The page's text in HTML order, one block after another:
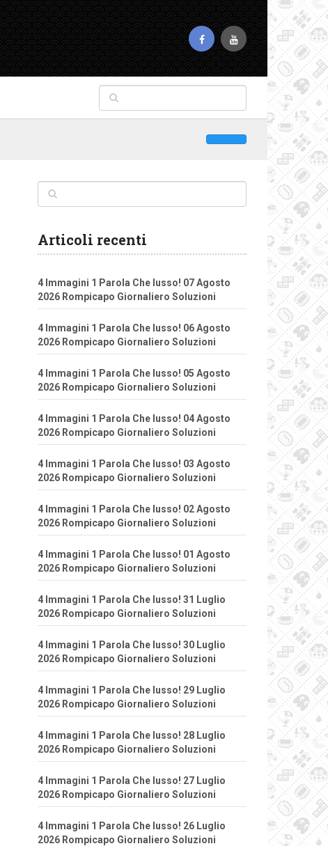
Articoli recenti
4 Immagini 1 Parola Che lusso! 07 Agosto
2026 Rompicapo Giornaliero Soluzioni
4 Immagini 1 Parola Che lusso! 06 Agosto
2026 Rompicapo Giornaliero Soluzioni
4 Immagini 1 Parola Che lusso! 05 Agosto
2026 Rompicapo Giornaliero Soluzioni
4 Immagini 1 Parola Che lusso! 04 Agosto
2026 Rompicapo Giornaliero Soluzioni
4 Immagini 1 Parola Che lusso! 03 Agosto
2026 Rompicapo Giornaliero Soluzioni
4 Immagini 1 Parola Che lusso! 02 Agosto
2026 Rompicapo Giornaliero Soluzioni
4 Immagini 1 Parola Che lusso! 01 Agosto
2026 Rompicapo Giornaliero Soluzioni
4 Immagini 1 Parola Che lusso! 31 Luglio
2026 Rompicapo Giornaliero Soluzioni
4 Immagini 1 Parola Che lusso! 30 Luglio
2026 Rompicapo Giornaliero Soluzioni
4 Immagini 1 Parola Che lusso! 29 Luglio
2026 Rompicapo Giornaliero Soluzioni
4 Immagini 1 Parola Che lusso! 28 Luglio
2026 Rompicapo Giornaliero Soluzioni
4 Immagini 1 Parola Che lusso! 27 Luglio
2026 Rompicapo Giornaliero Soluzioni
4 Immagini 1 Parola Che lusso! 26 Luglio
2026 Rompicapo Giornaliero Soluzioni